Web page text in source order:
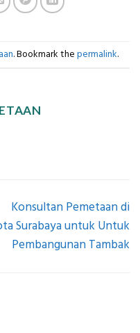
. Bookmark the permalink.
Konsultan Pemetaan di
Surabaya untuk Untuk
Pembangunan Tambak